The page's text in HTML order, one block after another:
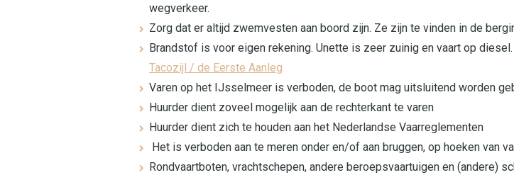
wegverkeer.
Zorg dat er altijd zwemvesten aan boord zijn. Ze zijn te vinden in de
Brandstof is voor eigen rekening. Unette is zeer zuinig en vaart op
Tacozijl / de Eerste Aanleg
Varen op het IJsselmeer is verboden, de boot mag uitsluitend worden
Huurder dient zoveel mogelijk aan de rechterkant te varen
Huurder dient zich te houden aan het Nederlandse Vaarreglementen
Het is verboden aan te meren onder en/of aan bruggen, op hoeken van
Rondvaartboten, vrachtschepen, andere beroepsvaartuigen en (andere)